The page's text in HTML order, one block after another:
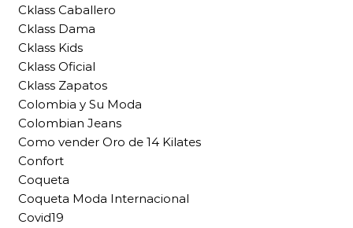
Cklass Caballero
Cklass Dama
Cklass Kids
Cklass Oficial
Cklass Zapatos
Colombia y Su Moda
Colombian Jeans
Como vender Oro de 14 Kilates
Confort
Coqueta
Coqueta Moda Internacional
Covid19